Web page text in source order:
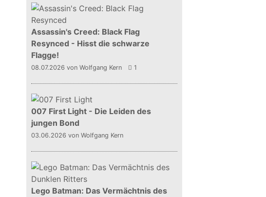
Assassin's Creed: Black Flag
Resynced - Hisst die schwarze
Flagge!
08.07.2026 von Wolfgang Kern 1
007 First Light - Die Leiden des
jungen Bond
03.06.2026 von Wolfgang Kern
Lego Batman: Das Vermächtnis des